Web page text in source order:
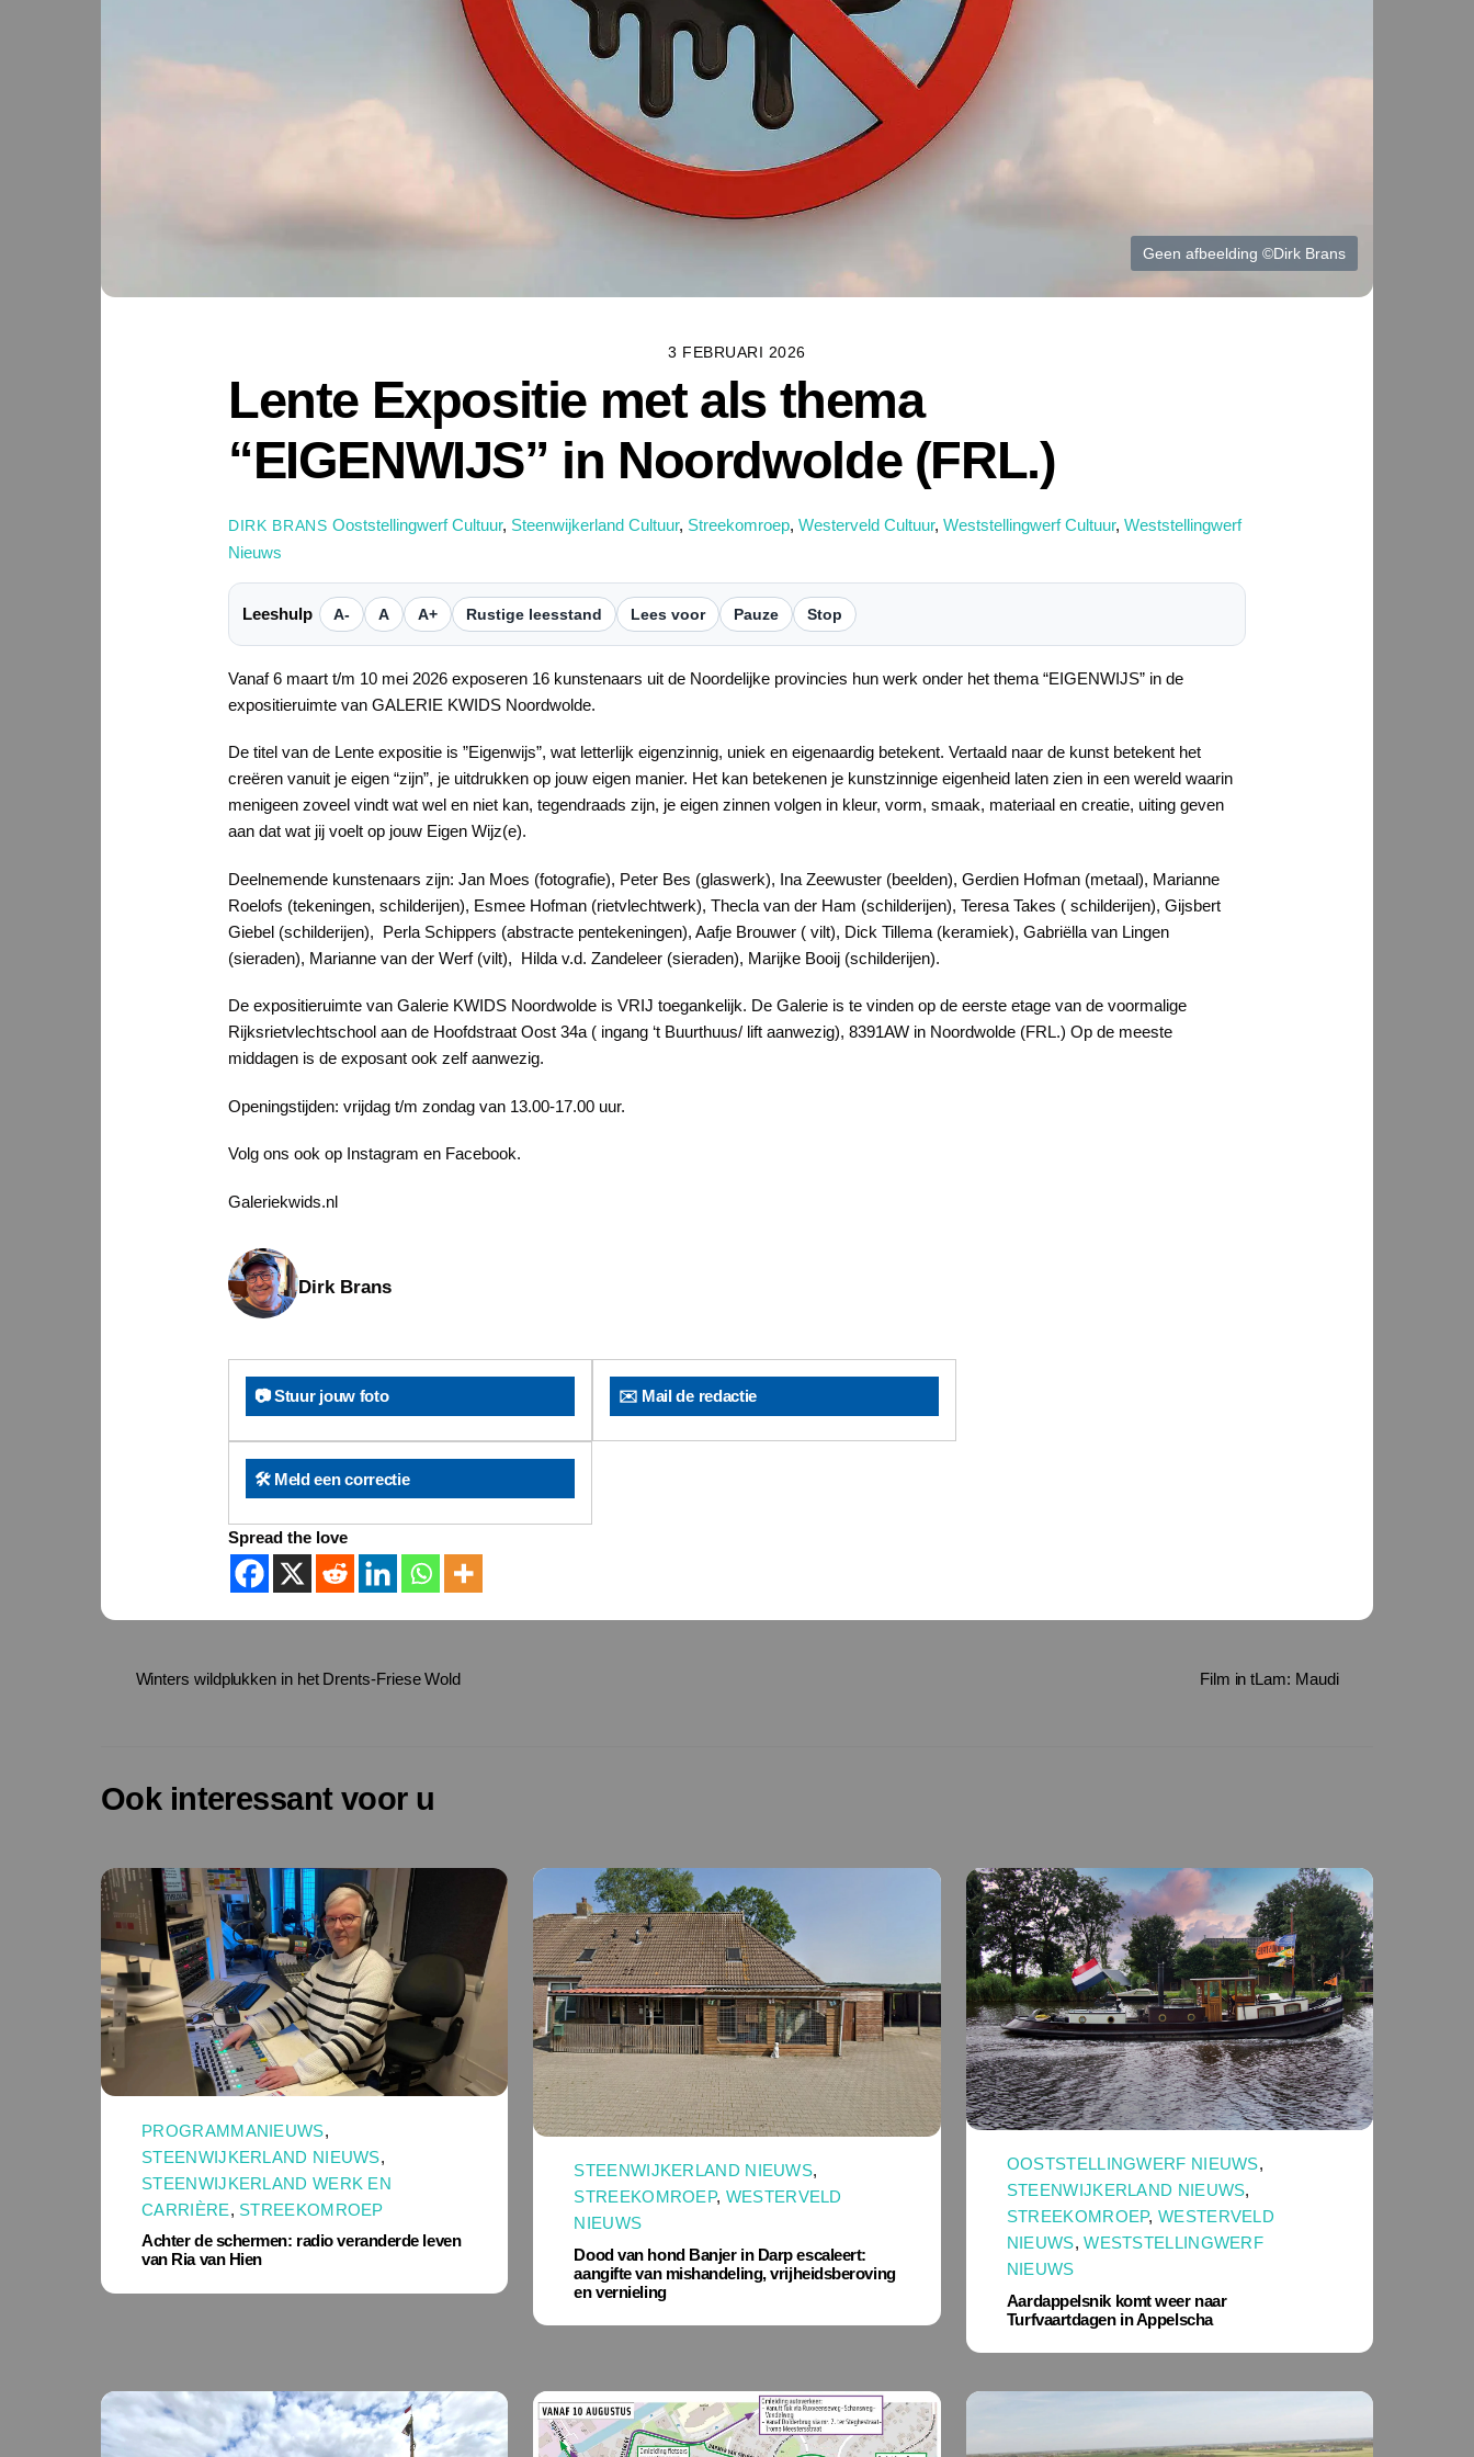
Geen afbeelding ©Dirk Brans
3 FEBRUARI 2026
Lente Expositie met als thema
“EIGENWIJS” in Noordwolde (FRL.)
DIRK BRANS Ooststellingwerf Cultuur, Steenwijkerland Cultuur, Streekomroep, Westerveld Cultuur, Weststellingwerf Cultuur, Weststellingwerf
Nieuws
Leeshulp A- A A+ Rustige leesstand Lees voor Pauze Stop
Vanaf 6 maart t/m 10 mei 2026 exposeren 16 kunstenaars uit de Noordelijke provincies hun werk onder het thema “EIGENWIJS” in de
expositieruimte van GALERIE KWIDS Noordwolde.
De titel van de Lente expositie is ”Eigenwijs”, wat letterlijk eigenzinnig, uniek en eigenaardig betekent. Vertaald naar de kunst betekent het
creëren vanuit je eigen “zijn”, je uitdrukken op jouw eigen manier. Het kan betekenen je kunstzinnige eigenheid laten zien in een wereld waarin
menigeen zoveel vindt wat wel en niet kan, tegendraads zijn, je eigen zinnen volgen in kleur, vorm, smaak, materiaal en creatie, uiting geven
aan dat wat jij voelt op jouw Eigen Wijz(e).
Deelnemende kunstenaars zijn: Jan Moes (fotografie), Peter Bes (glaswerk), Ina Zeewuster (beelden), Gerdien Hofman (metaal), Marianne
Roelofs (tekeningen, schilderijen), Esmee Hofman (rietvlechtwerk), Thecla van der Ham (schilderijen), Teresa Takes ( schilderijen), Gijsbert
Giebel (schilderijen), Perla Schippers (abstracte pentekeningen), Aafje Brouwer ( vilt), Dick Tillema (keramiek), Gabriëlla van Lingen
(sieraden), Marianne van der Werf (vilt), Hilda v.d. Zandeleer (sieraden), Marijke Booij (schilderijen).
De expositieruimte van Galerie KWIDS Noordwolde is VRIJ toegankelijk. De Galerie is te vinden op de eerste etage van de voormalige
Rijksrietvlechtschool aan de Hoofdstraat Oost 34a ( ingang ‘t Buurthuus/ lift aanwezig), 8391AW in Noordwolde (FRL.) Op de meeste
middagen is de exposant ook zelf aanwezig.
Openingstijden: vrijdag t/m zondag van 13.00-17.00 uur.
Volg ons ook op Instagram en Facebook.
Galeriekwids.nl
Dirk Brans
📷 Stuur jouw foto ✉️ Mail de redactie
🛠️ Meld een correctie
Spread the love
Winters wildplukken in het Drents-Friese Wold Film in tLam: Maudi
Ook interessant voor u
PROGRAMMANIEUWS,
STEENWIJKERLAND NIEUWS,
STEENWIJKERLAND WERK EN
CARRIÈRE, STREEKOMROEP
Achter de schermen: radio veranderde leven
van Ria van Hien
STEENWIJKERLAND NIEUWS,
STREEKOMROEP, WESTERVELD
NIEUWS
Dood van hond Banjer in Darp escaleert:
aangifte van mishandeling, vrijheidsberoving
en vernieling
OOSTSTELLINGWERF NIEUWS,
STEENWIJKERLAND NIEUWS,
STREEKOMROEP,WESTERVELD
NIEUWS,WESTSTELLINGWERF
NIEUWS
Aardappelsnik komt weer naar
Turfvaartdagen in Appelscha